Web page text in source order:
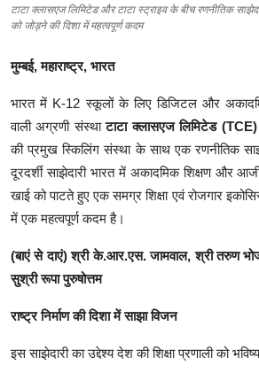
टाटा क्लासएज लिमिटेड और टाटा स्ट्राइव के बीच रणनीतिक
को जोड़ने की दिशा में महत्वपूर्ण कदम
मुम्बई, महाराष्ट्र, भारत
भारत में K-12 स्कूलों के लिए डिजिटल और
वाली अग्रणी संस्थाटाटा क्लासएज लिमिटेड (TCE)
की प्रमुख स्किलिंग संस्था के साथ एक रणनीतिक
दूरदर्शी साझेदारी भारत में अकादमिक शिक्षण और
खाई को पाटते हुए एक समग्र शिक्षा एवं रोजगार
में एक महत्वपूर्ण कदम है।
(बाएं से दाएं) श्री के.आर.एस. जामवाल, श्री तरुण
सुश्री रूपा पुरुषोत्तम
राष्ट्र निर्माण की दिशा में साझा विजन
इस साझेदारी का उद्देश्य देश की शिक्षा प्रणाली को